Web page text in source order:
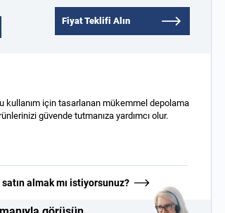
Fiyat Teklifi Alın
kullanım için tasarlanan mükemmel depolama
güvende tutmanıza yardımcı olur.
almak mı istiyorsunuz?